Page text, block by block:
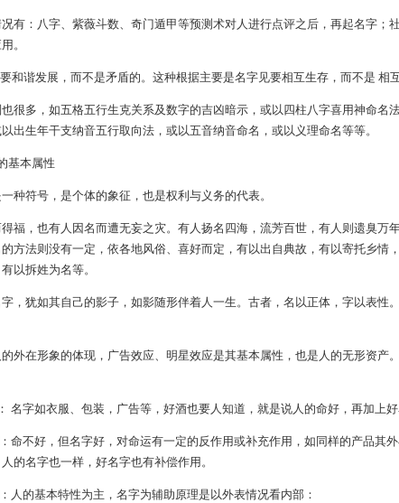
：八字、紫薇斗数、奇门遁甲等预测术对人进行点评之后，再起名字；
。
谐发展，而不是矛盾的。这种根据主要是名字见要相互生存，而不是 相互
多，如五格五行生克关系及数字的吉凶暗示，或以四柱八字喜用神命名
出生年干支纳音五行取向法，或以五音纳音命名，或以义理命名等等。
本属性
符号，是个体的象征，也是权利与义务的代表。
，也有人因名而遭无妄之灾。有人扬名四海，流芳百世，有人则遗臭万
方法则没有一定，依各地风俗、喜好而定，有以出自典故，有以寄托乡情
以拆姓为名等。
犹如其自己的影子，如影随形伴着人一生。古者，名以正体，字以表性
在形象的体现，广告效应、明星效应是其基本属性，也是人的无形资产
字如衣服、包装，广告等，好酒也要人知道，就是说人的命好，再加上好
不好，但名字好，对命运有一定的反作用或补充作用，如同样的产品其外
的名字也一样，好名字也有补偿作用。
的基本特性为主，名字为辅助原理是以外表情况看内部：